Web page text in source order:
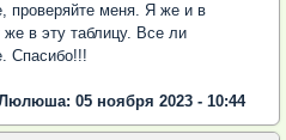
проверяйте меня. Я же и в
в эту таблицу. Все ли
Спасибо!!!
05 ноября 2023 - 10:44